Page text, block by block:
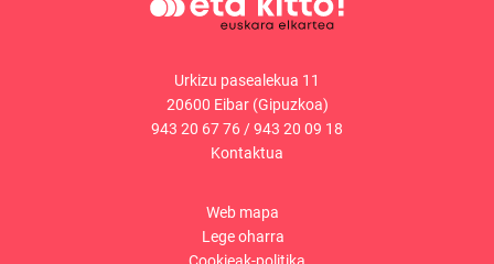
Urkizu pasealekua 11
20600 Eibar (Gipuzkoa)
943 20 67 76/943 20 09 18
Kontaktua
Web mapa
Lege oharra